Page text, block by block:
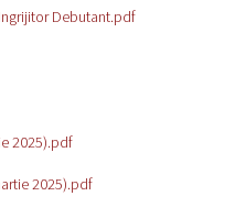
Debutant.pdf
2025).pdf
2025).pdf